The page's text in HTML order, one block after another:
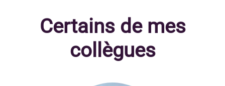
Certains de mes
collègues